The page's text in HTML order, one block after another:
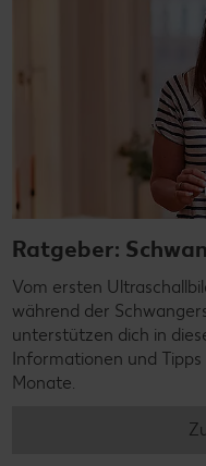
Ratgeber:
Vom ersten
während der
unterstützen dich in
Informationen und
Monate.